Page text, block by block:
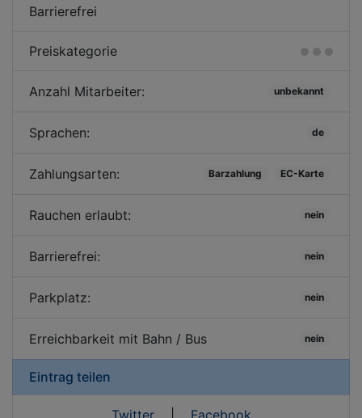
Barrierefrei
Preiskategorie
Anzahl Mitarbeiter: unbekannt
Sprachen: de
Zahlungsarten: Barzahlung EC-Karte
Rauchen erlaubt: nein
Barrierefrei: nein
Parkplatz: nein
Erreichbarkeit mit Bahn / Bus nein
Eintrag teilen
Twitter| Facebook